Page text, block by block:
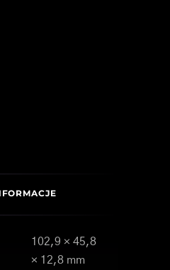
102,9 × 45,8
× 12,8 mm